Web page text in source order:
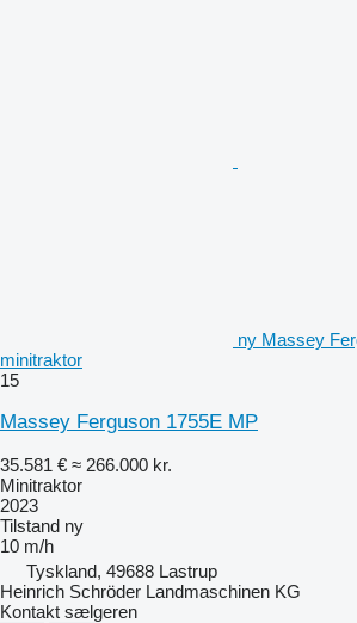
ny Massey
minitraktor
15
Massey Ferguson 1755E MP
35.581 € ≈ 266.000 kr.
Minitraktor
2023
Tilstand ny
10 m/h
Tyskland, 49688 Lastrup
Heinrich Schröder Landmaschinen KG
Kontakt sælgeren